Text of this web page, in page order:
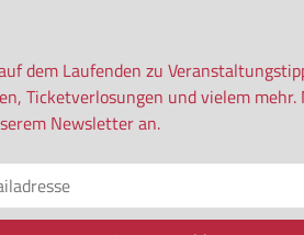
dem Laufenden zu
Ticketverlosungen und vielem mehr.
Newsletter an.